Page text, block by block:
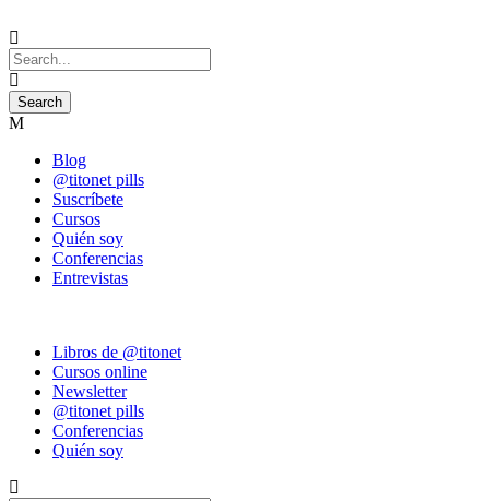
Blog
@titonet pills
Suscríbete
Cursos
Quién soy
Conferencias
Entrevistas
Libros de @titonet
Cursos online
Newsletter
@titonet pills
Conferencias
Quién soy